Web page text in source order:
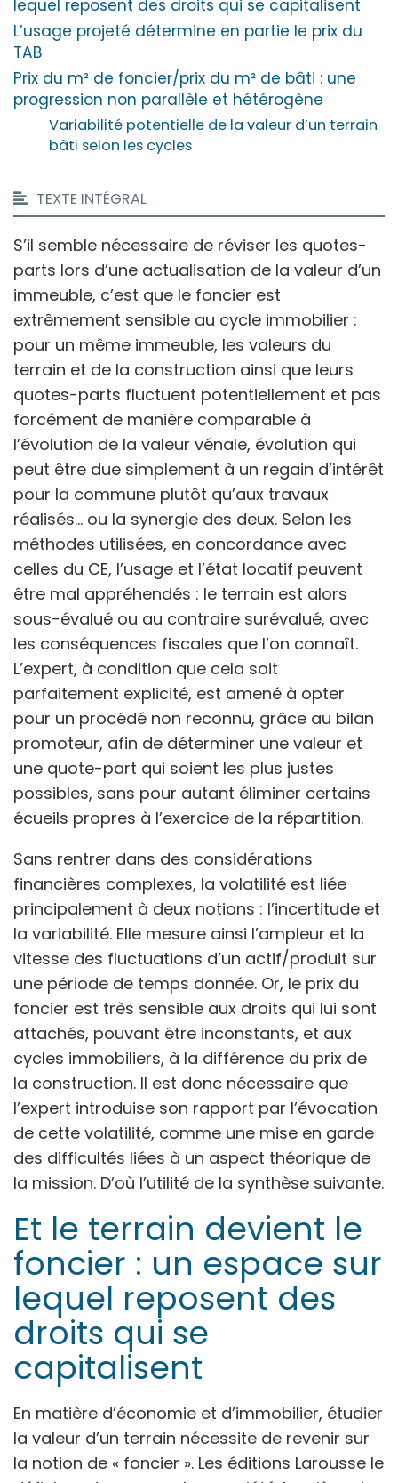
lequel reposent des droits qui se capitalisent
L’usage projeté détermine en partie le prix du
TAB
Prix du m² de foncier/prix du m² de bâti : une
progression non parallèle et hétérogène
Variabilité potentielle de la valeur d’un terrain
bâti selon les cycles
TEXTE INTÉGRAL
S’il semble nécessaire de réviser les quotes-
parts lors d’une actualisation de la valeur d’un
immeuble, c’est que le foncier est
extrêmement sensible au cycle immobilier :
pour un même immeuble, les valeurs du
terrain et de la construction ainsi que leurs
quotes-parts fluctuent potentiellement et pas
forcément de manière comparable à
l’évolution de la valeur vénale, évolution qui
peut être due simplement à un regain d’intérêt
pour la commune plutôt qu’aux travaux
réalisés… ou la synergie des deux. Selon les
méthodes utilisées, en concordance avec
celles du CE, l’usage et l’état locatif peuvent
être mal appréhendés : le terrain est alors
sous-évalué ou au contraire surévalué, avec
les conséquences fiscales que l’on connaît.
L’expert, à condition que cela soit
parfaitement explicité, est amené à opter
pour un procédé non reconnu, grâce au bilan
promoteur, afin de déterminer une valeur et
une quote-part qui soient les plus justes
possibles, sans pour autant éliminer certains
écueils propres à l’exercice de la répartition.
Sans rentrer dans des considérations
financières complexes, la volatilité est liée
principalement à deux notions : l’incertitude et
la variabilité. Elle mesure ainsi l’ampleur et la
vitesse des fluctuations d’un actif/produit sur
une période de temps donnée. Or, le prix du
foncier est très sensible aux droits qui lui sont
attachés, pouvant être inconstants, et aux
cycles immobiliers, à la différence du prix de
la construction. Il est donc nécessaire que
l’expert introduise son rapport par l’évocation
de cette volatilité, comme une mise en garde
des difficultés liées à un aspect théorique de
la mission. D’où l’utilité de la synthèse suivante.
Et le terrain devient le
foncier : un espace sur
lequel reposent des
droits qui se
capitalisent
En matière d’économie et d’immobilier, étudier
la valeur d’un terrain nécessite de revenir sur
la notion de « foncier ». Les éditions Larousse le